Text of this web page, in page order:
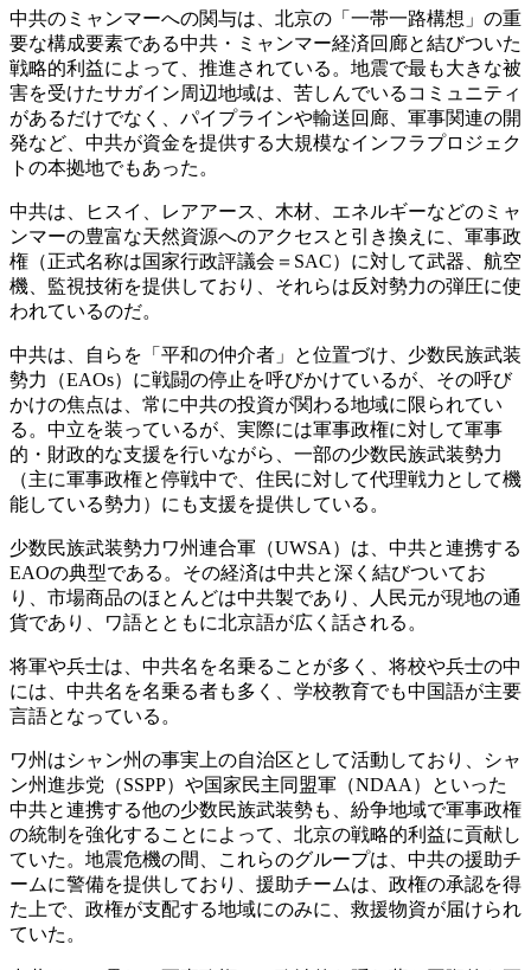
中共のミャンマーへの関与は、北京の「一帯一路構想」の重
要な構成要素である中共・ミャンマー経済回廊と結びついた
戦略的利益によって、推進されている。地震で最も大きな被
害を受けたサガイン周辺地域は、苦しんでいるコミュニティ
があるだけでなく、パイプラインや輸送回廊、軍事関連の開
発など、中共が資金を提供する大規模なインフラプロジェク
トの本拠地でもあった。
中共は、ヒスイ、レアアース、木材、エネルギーなどのミャ
ンマーの豊富な天然資源へのアクセスと引き換えに、軍事政
権（正式名称は国家行政評議会＝SAC）に対して武器、航空
機、監視技術を提供しており、それらは反対勢力の弾圧に使
われているのだ。
中共は、自らを「平和の仲介者」と位置づけ、少数民族武装
勢力（EAOs）に戦闘の停止を呼びかけているが、その呼び
かけの焦点は、常に中共の投資が関わる地域に限られてい
る。中立を装っているが、実際には軍事政権に対して軍事
的・財政的な支援を行いながら、一部の少数民族武装勢力
（主に軍事政権と停戦中で、住民に対して代理戦力として機
能している勢力）にも支援を提供している。
少数民族武装勢力ワ州連合軍（UWSA）は、中共と連携する
EAOの典型である。その経済は中共と深く結びついてお
り、市場商品のほとんどは中共製であり、人民元が現地の通
貨であり、ワ語とともに北京語が広く話される。
将軍や兵士は、中共名を名乗ることが多く、将校や兵士の中
には、中共名を名乗る者も多く、学校教育でも中国語が主要
言語となっている。
ワ州はシャン州の事実上の自治区として活動しており、シャ
ン州進歩党（SSPP）や国家民主同盟軍（NDAA）といった
中共と連携する他の少数民族武装勢も、紛争地域で軍事政権
の統制を強化することによって、北京の戦略的利益に貢献し
ていた。地震危機の間、これらのグループは、中共の援助チ
ームに警備を提供しており、援助チームは、政権の承認を得
た上で、政権が支配する地域にのみに、救援物資が届けられ
ていた。